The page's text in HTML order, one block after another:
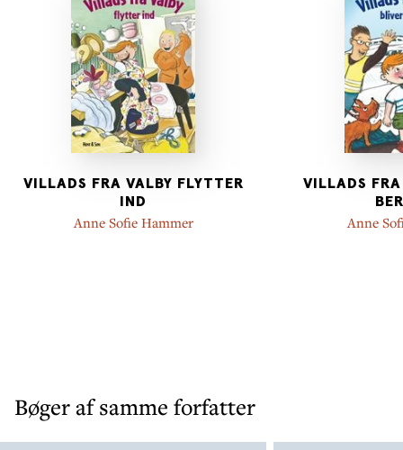
VILLADS FRA VALBY FLYTTER
IND
Anne Sofie Hammer
VILLADS
Anne
Bøger af samme forfatter